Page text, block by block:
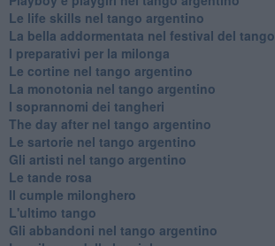
Le life skills nel tango argentino
La bella addormentata nel festival del tango
I preparativi per la milonga
Le cortine nel tango argentino
La monotonia nel tango argentino
I soprannomi dei tangheri
The day after nel tango argentino
Le sartorie nel tango argentino
Gli artisti nel tango argentino
Le tande rosa
Il cumple milonghero
L'ultimo tango
Gli abbandoni nel tango argentino